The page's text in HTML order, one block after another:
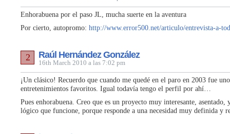
Enhorabuena por el paso JL, mucha suerte en la aventura
Por cierto, autopromo: http://www.error500.net/articulo/entrevista-a-
Raúl Hernández González
16th March 2010 a las 7:02 pm
2
¡Un clásico! Recuerdo que cuando me quedé en el paro en 2003 fue
entretenimientos favoritos. Igual todavía tengo el perfil por ahí…
Pues enhorabuena. Creo que es un proyecto muy interesante, asentado,
lógico que funcione, porque responde a una necesidad muy definida y